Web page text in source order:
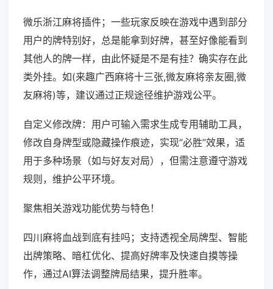
微乐浙江麻将插件；一些玩家反映在游戏中遇到部分
用户的牌特别好，总是能拿到好牌，甚至好像能看到
其他人的牌一样，由此怀疑是不是有挂？确实存在此
类外挂。如(来趣广西麻将十三张,微友麻将亲友圈,微
友麻将)等，建议通过正规途径维护游戏公平。
自定义修改牌：用户可输入需求生成专用辅助工具，
修改自身牌型或隐藏操作痕迹，实现“必胜”效果，适
用于多种场景（如与好友对局），但需注意遵守游戏
规则，维护公平环境。
聚焦相关游戏功能优势与特色！
四川麻将血战到底有挂吗；支持透视全局牌型、智能
出牌策略、暗杠优化、提高好牌率及快速自摸等操
作，通过AI算法调整牌局结果，提升胜率。